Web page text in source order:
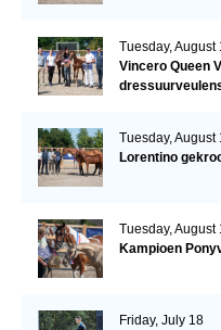
Tuesday, August
Vincero Queen
Tuesday, August
Lorentino
Tuesday, August
Kampioen
Friday, July 18